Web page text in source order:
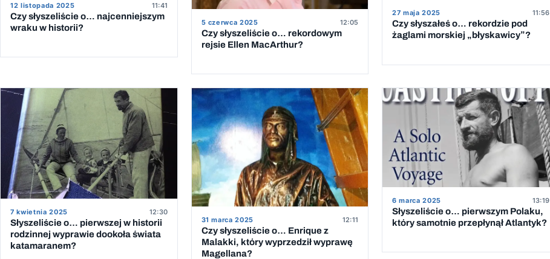
12 listopada 2025 11:41
Czy słyszeliście o… najcenniejszym
wraku w historii?
5 czerwca 2025 12:05
Czy słyszeliście o… rekordowym
rejsie Ellen MacArthur?
27 maja 2025 11:56
Czy słyszałeś o… rekordzie pod
żaglami morskiej „błyskawicy”?
7 kwietnia 2025 12:30
Słyszeliście o… pierwszej w historii
rodzinnej wyprawie dookoła świata
katamaranem?
31 marca 2025 12:11
Czy słyszeliście o… Enrique z
Malakki, który wyprzedził wyprawę
Magellana?
6 marca 2025 13:19
Słyszeliście o… pierwszym Polaku,
który samotnie przepłynął Atlantyk?